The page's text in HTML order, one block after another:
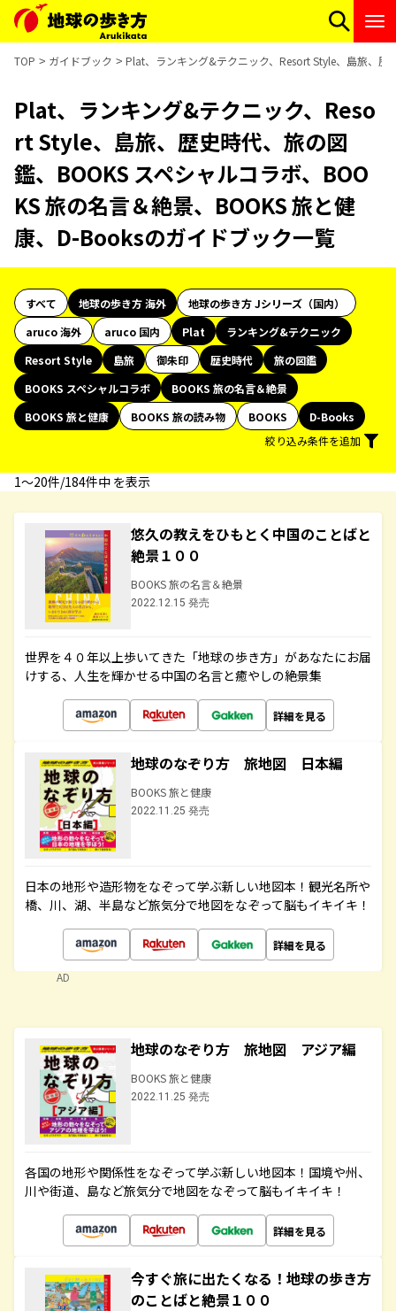
TOP ガイドブック Plat、ランキング&テクニック、Resort Style、島旅、歴
Plat、ランキング&テクニック、Reso
rt Style、島旅、歴史時代、旅の図
鑑、BOOKS スペシャルコラボ、BOO
KS 旅の名言＆絶景、BOOKS 旅と健
康、D-Booksのガイドブック一覧
すべて 地球の歩き方 海外
地球の歩き方 Jシリーズ（国内）
aruco 海外
aruco 国内 Plat
ランキング&テクニック
Resort Style
島旅 御朱印 歴史時代
旅の図鑑
BOOKS スペシャルコラボ
BOOKS 旅の名言＆絶景
BOOKS 旅と健康
BOOKS 旅の読み物 BOOKS
D-Books
絞り込み条件を追加
1〜20件/184件中 を表示
悠久の教えをひもとく中国のことばと
絶景１００
BOOKS 旅の名言＆絶景
2022.12.15 発売
世界を４０年以上歩いてきた「地球の歩き方」があなたにお届
けする、人生を輝かせる中国の名言と癒やしの絶景集
詳細を見る
地球のなぞり方 旅地図 日本編
BOOKS 旅と健康
2022.11.25 発売
日本の地形や造形物をなぞって学ぶ新しい地図本！観光名所や
橋、川、湖、半島など旅気分で地図をなぞって脳もイキイキ！
詳細を見る
AD
地球のなぞり方 旅地図 アジア編
BOOKS 旅と健康
2022.11.25 発売
各国の地形や関係性をなぞって学ぶ新しい地図本！国境や州、
川や街道、島など旅気分で地図をなぞって脳もイキイキ！
詳細を見る
今すぐ旅に出たくなる！地球の歩き方
のことばと絶景１００